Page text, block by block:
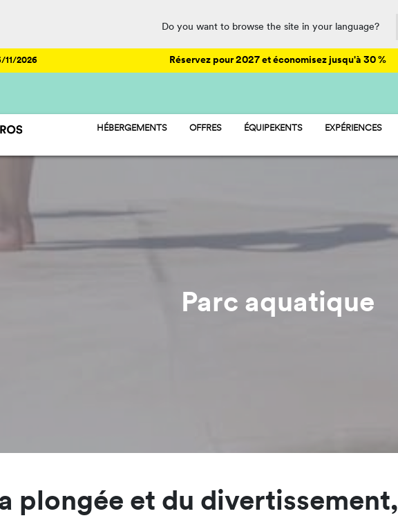
Do you want to browse the site in your language?
11/2026 Réservez pour 2027 et économisez jusqu'à 30 %
HÉBERGEMENTS OFFRES ÉQUIPEKENTS
ANIMATIONS
EXPÉRIENCES
Parc aquatique
plongée et du